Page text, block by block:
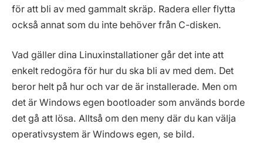
för att bli av med gammalt skräp. Radera eller flytta
också annat som du inte behöver från C-disken.
Vad gäller dina Linuxinstallationer går det inte att
enkelt redogöra för hur du ska bli av med dem. Det
beror helt på hur och var de är installerade. Men om
det är Windows egen bootloader som används borde
det gå att lösa. Alltså om den meny där du kan välja
operativsystem är Windows egen, se bild.